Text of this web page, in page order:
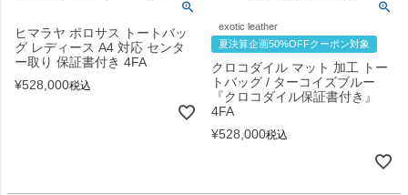
ヒマラヤ ポロサス トートバッ
グ レディース A4 対応 センタ
ー取り 保証書付き 4FA
¥528,000税込
exotic leather
夏決算企画50%OFFクーポン対象
クロコダイル マット 加工 トー
トバッグ / ターコイズブルー
『クロコダイル保証書付き』
4FA
¥528,000税込